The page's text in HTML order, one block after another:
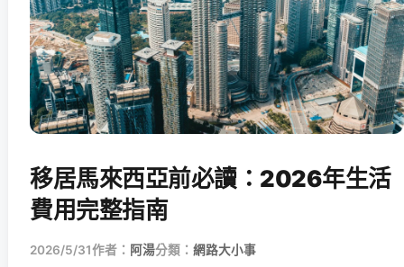
移居馬來西亞前必讀：2026年生活
費用完整指南
2026/5/31作者： 阿湯分類： 網路大小事